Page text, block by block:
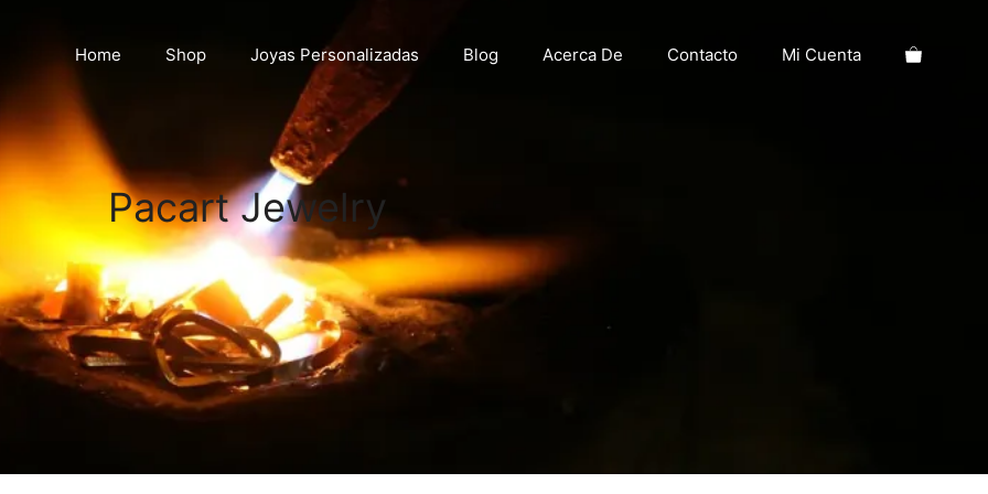
Home Shop Joyas Personalizadas Blog Acerca De Contacto Mi Cuenta
Pacart Jewelry